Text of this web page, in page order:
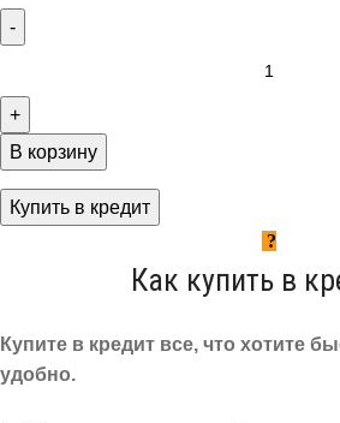
В корзину
Купить в кредит
Как купить в
Купите в кредит все, что хотите
удобно.